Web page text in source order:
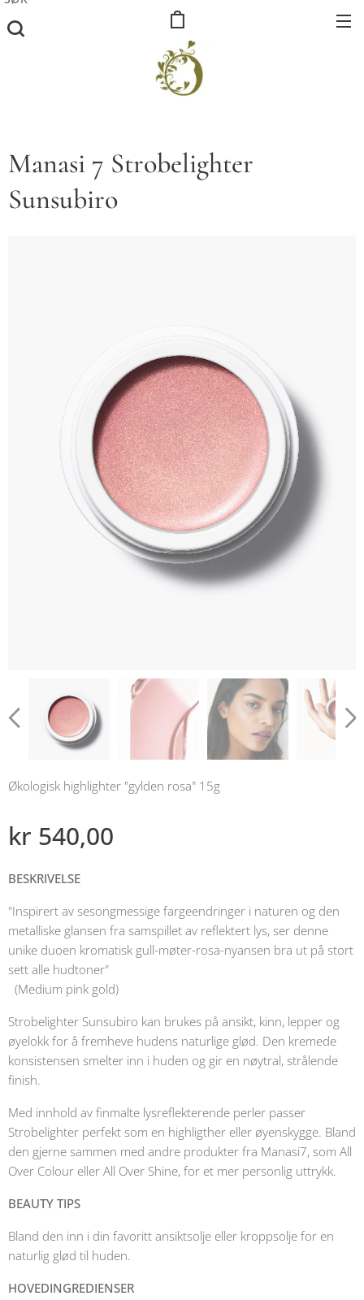
Manasi 7 Strobelighter
Sunsubiro
Økologisk highlighter "gylden rosa" 15g
kr 540,00
BESKRIVELSE
"Inspirert av sesongmessige fargeendringer i naturen og den
metalliske glansen fra samspillet av reflektert lys, ser denne
unike duoen kromatisk gull-møter-rosa-nyansen bra ut på stort
sett alle hudtoner"
(Medium pink gold)
Strobelighter Sunsubiro kan brukes på ansikt, kinn, lepper og
øyelokk for å fremheve hudens naturlige glød. Den kremede
konsistensen smelter inn i huden og gir en nøytral, strålende
finish.
Med innhold av finmalte lysreflekterende perler passer
Strobelighter perfekt som en highligther eller øyenskygge. Bland
den gjerne sammen med andre produkter fra Manasi7, som All
Over Colour eller All Over Shine, for et mer personlig uttrykk.
BEAUTY TIPS
Bland den inn i din favoritt ansiktsolje eller kroppsolje for en
naturlig glød til huden.
HOVEDINGREDIENSER